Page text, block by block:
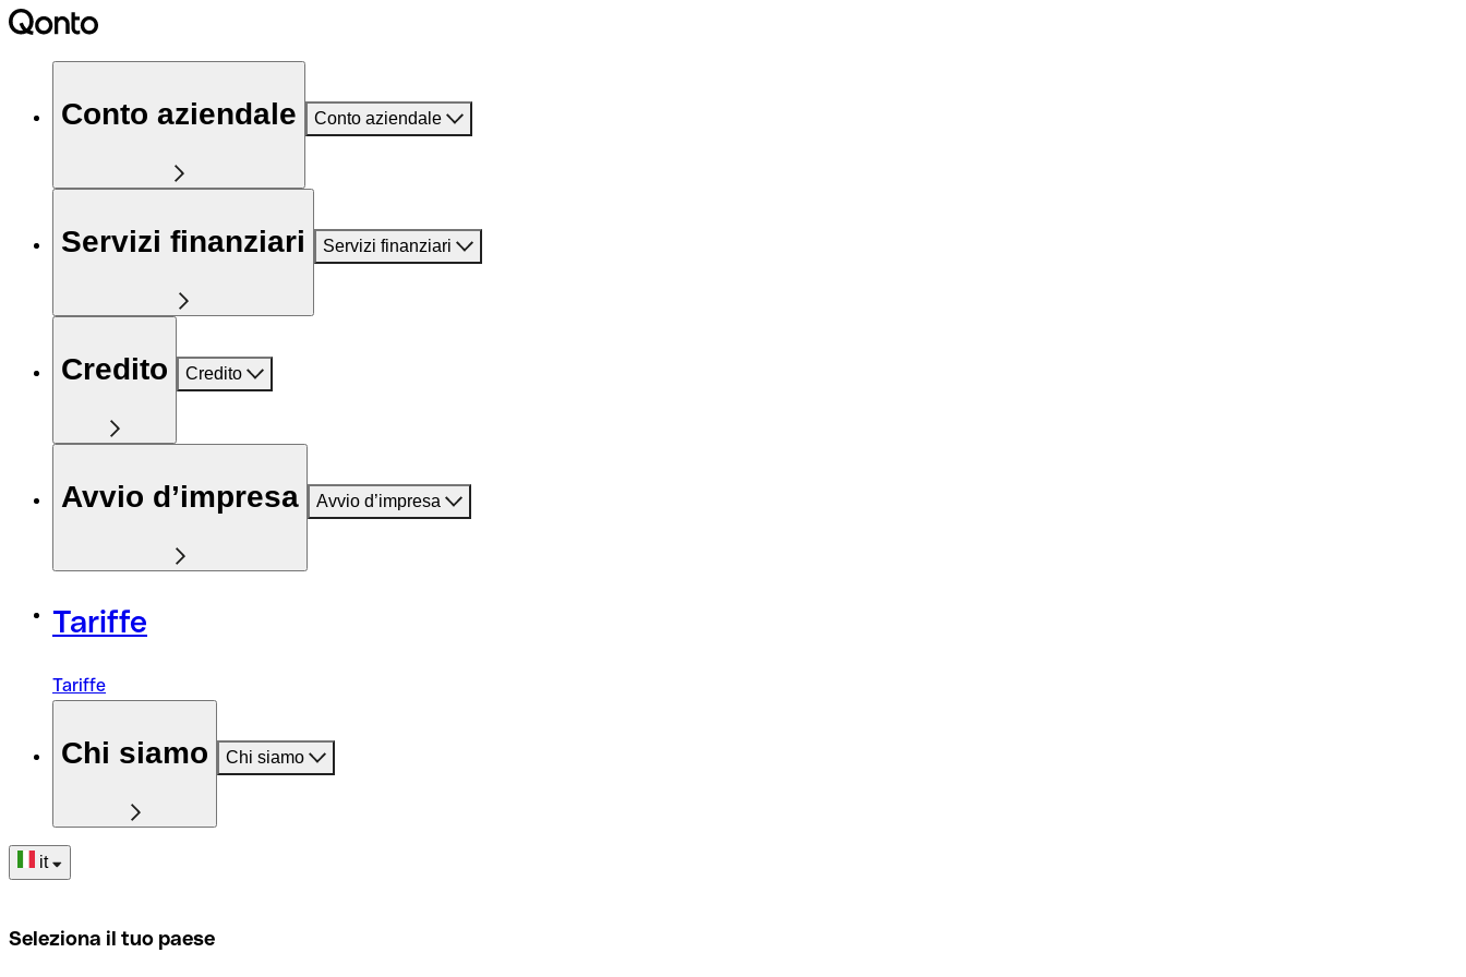
Conto aziendale Conto aziendale
Servizi finanziari Servizi finanziari
Credito Credito
Avvio d’impresa Avvio d’impresa
Tariffe
Tariffe
Chi siamo Chi siamo
it
Seleziona il tuo paese